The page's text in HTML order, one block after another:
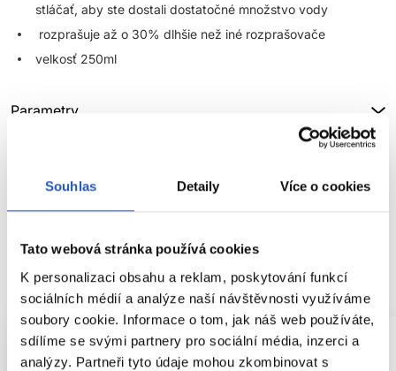
Souhlas Detaily Více o cookies
Tato webová stránka používá cookies
K personalizaci obsahu a reklam, poskytování funkcí
sociálních médií a analýze naší návštěvnosti využíváme
soubory cookie. Informace o tom, jak náš web používáte,
sdílíme se svými partnery pro sociální média, inzerci a
analýzy. Partneři tyto údaje mohou zkombinovat s
stláčať, aby ste dostali dostatočné množstvo vody
rozprašuje až o 30% dlhšie než iné rozprašovače
velkosť 250ml
Parametry
Hodnocení
SOUVISEJÍCÍ PRODUKTY